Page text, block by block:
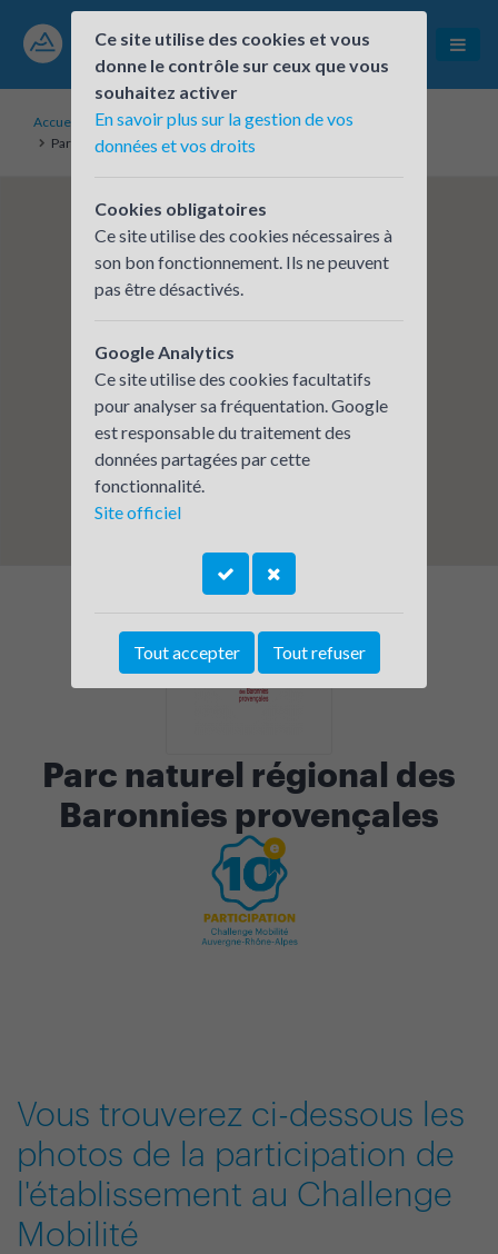
Accueil
Établissements inscrits
Parc naturel régional des Baronnies provençales
Parc naturel régional des
Baronnies provençales
Vous trouverez ci-dessous les
photos de la participation de
l'établissement au Challenge
Mobilité
Ce site utilise des cookies et vous
donne le contrôle sur ceux que vous
souhaitez activer
En savoir plus sur la gestion de vos
données et vos droits
Cookies obligatoires
Ce site utilise des cookies nécessaires à
son bon fonctionnement. Ils ne peuvent
pas être désactivés.
Google Analytics
Ce site utilise des cookies facultatifs
pour analyser sa fréquentation. Google
est responsable du traitement des
données partagées par cette
fonctionnalité.
Site officiel
Tout accepter Tout refuser